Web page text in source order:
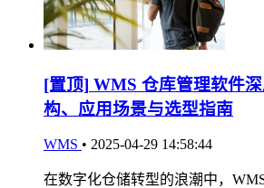
[置顶] WMS 仓库管理软件
构、应用场景与选型指南
WMS • 2025-04-29 14:58:44
在数字化仓储转型的浪潮中，